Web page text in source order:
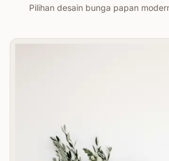
Pilihan desain bunga papan